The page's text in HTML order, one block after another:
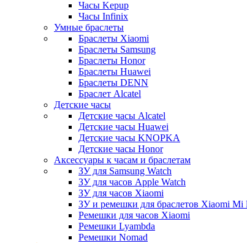
Часы Kepup
Часы Infinix
Умные браслеты
Браслеты Xiaomi
Браслеты Samsung
Браслеты Honor
Браслеты Huawei
Браслеты DENN
Браслет Alcatel
Детские часы
Детские часы Alcatel
Детские часы Huawei
Детские часы KNOPKA
Детские часы Honor
Аксессуары к часам и браслетам
ЗУ для Samsung Watch
ЗУ для часов Apple Watch
ЗУ для часов Xiaomi
ЗУ и ремешки для браслетов Xiaomi Mi
Ремешки для часов Xiaomi
Ремешки Lyambda
Ремешки Nomad